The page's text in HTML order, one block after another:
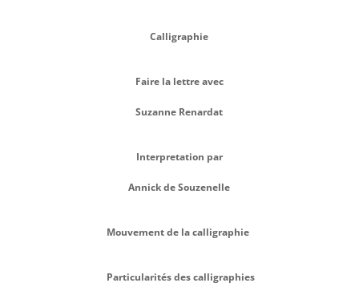
Calligraphie
Faire la lettre avec
Suzanne Renardat
Interpretation par
Annick de Souzenelle
Mouvement de la calligraphie
Particularités des calligraphies